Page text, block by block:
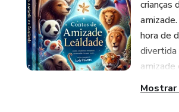
crianças
hora de
divertida
amizade
Mostrar